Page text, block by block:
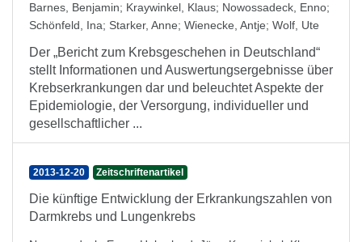
Barnes, Benjamin; Kraywinkel, Klaus; Nowossadeck, Enno;
Schönfeld, Ina; Starker, Anne; Wienecke, Antje; Wolf, Ute
Der „Bericht zum Krebsgeschehen in Deutschland“
stellt Informationen und Auswertungsergebnisse über
Krebserkrankungen dar und beleuchtet Aspekte der
Epidemiologie, der Versorgung, individueller und
gesellschaftlicher ...
2013-12-20 Zeitschriftenartikel
Die künftige Entwicklung der Erkrankungszahlen von
Darmkrebs und Lungenkrebs